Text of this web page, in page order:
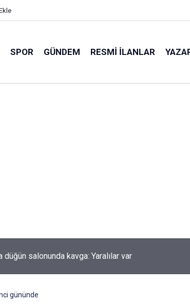
SPOR GÜNDEM RESMI İLANLAR
düğün salonunda kavga: Yaralılar var
gününde